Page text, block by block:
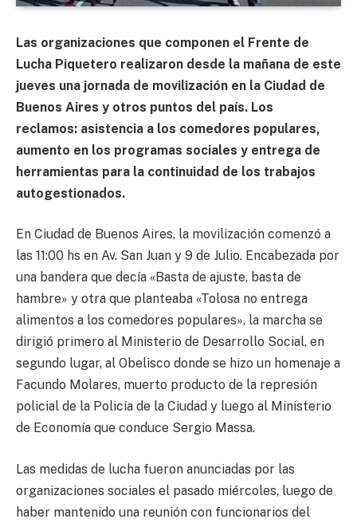
Las organizaciones que componen el Frente de
Lucha Piquetero realizaron desde la mañana de este
jueves una jornada de movilización en la Ciudad de
Buenos Aires y otros puntos del país. Los
reclamos: asistencia a los comedores populares,
aumento en los programas sociales y entrega de
herramientas para la continuidad de los trabajos
autogestionados.
En Ciudad de Buenos Aires, la movilización comenzó a
las 11:00 hs en Av. San Juan y 9 de Julio. Encabezada por
una bandera que decía «Basta de ajuste, basta de
hambre» y otra que planteaba «Tolosa no entrega
alimentos a los comedores populares», la marcha se
dirigió primero al Ministerio de Desarrollo Social, en
segundo lugar, al Obelisco donde se hizo un homenaje a
Facundo Molares, muerto producto de la represión
policial de la Policía de la Ciudad y luego al Ministerio
de Economía que conduce Sergio Massa.
Las medidas de lucha fueron anunciadas por las
organizaciones sociales el pasado miércoles, luego de
haber mantenido una reunión con funcionarios del